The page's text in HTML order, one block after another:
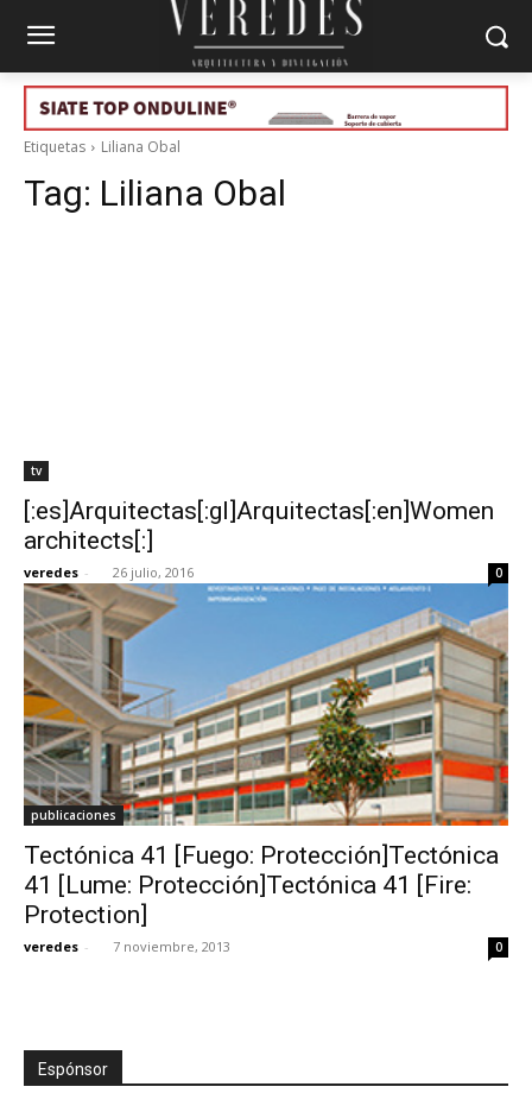
Etiquetas Liliana Obal
Tag: Liliana Obal
tv
[:es]Arquitectas[:gl]Arquitectas[:en]Women
architects[:]
veredes - 26 julio, 2016 0
publicaciones
Tectónica 41 [Fuego: Protección]Tectónica
41 [Lume: Protección]Tectónica 41 [Fire:
Protection]
veredes - 7 noviembre, 2013 0
Espónsor